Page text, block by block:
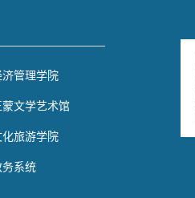
济管理学院
蒙文学艺术馆
化旅游学院
务系统